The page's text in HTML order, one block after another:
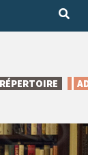
RÉPERTOIRE